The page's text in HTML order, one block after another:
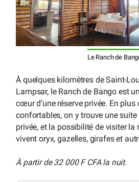
Le Ranch de
À quelques kilomètres de Saint-
Lampsar, le Ranch de Bango est
cœur d’une réserve privée. En plus
confortables, on y trouve une
privée, et la possibilité de visiter la
vivent oryx, gazelles, girafes et
À partir de 32 000 F CFA la nuit.